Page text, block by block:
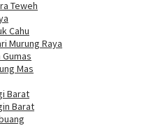
Teweh
Cahu
Murung Raya
Mas
Barat
Barat